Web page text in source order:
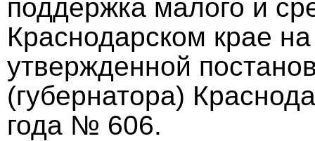
поддержка малого и
Краснодарском крае
утвержденной
(губернатора)
года № 606.